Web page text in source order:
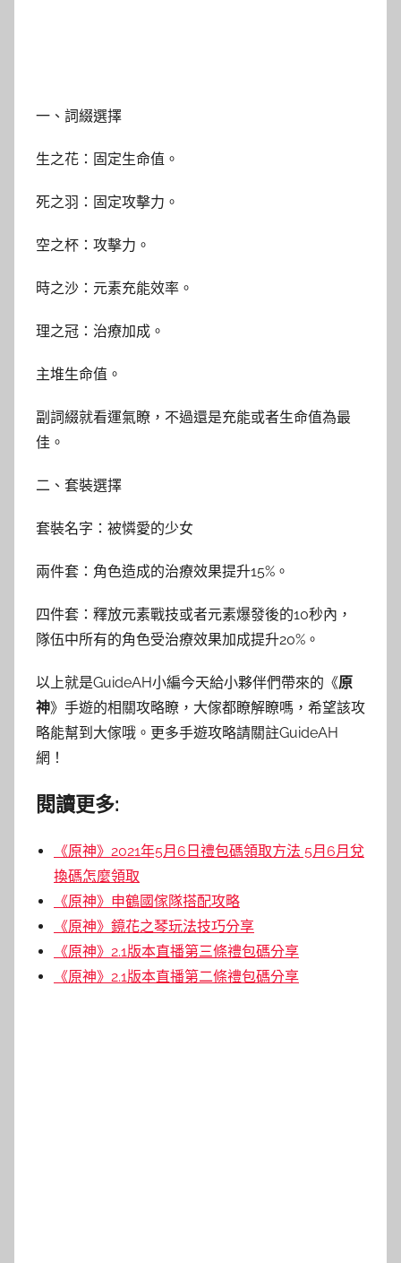
一、詞綴選擇
生之花：固定生命值。
死之羽：固定攻擊力。
空之杯：攻擊力。
時之沙：元素充能效率。
理之冠：治療加成。
主堆生命值。
副詞綴就看運氣瞭，不過還是充能或者生命值為最
佳。
二、套裝選擇
套裝名字：被憐愛的少女
兩件套：角色造成的治療效果提升15%。
四件套：釋放元素戰技或者元素爆發後的10秒內，
隊伍中所有的角色受治療效果加成提升20%。
以上就是GuideAH小編今天給小夥伴們帶來的《原
神》手遊的相關攻略瞭，大傢都瞭解瞭嗎，希望該攻
略能幫到大傢哦。更多手遊攻略請關註GuideAH
網！
閱讀更多:
《原神》2021年5月6日禮包碼領取方法 5月6月兌
換碼怎麼領取
《原神》申鶴國傢隊搭配攻略
《原神》鏡花之琴玩法技巧分享
《原神》2.1版本直播第三條禮包碼分享
《原神》2.1版本直播第二條禮包碼分享